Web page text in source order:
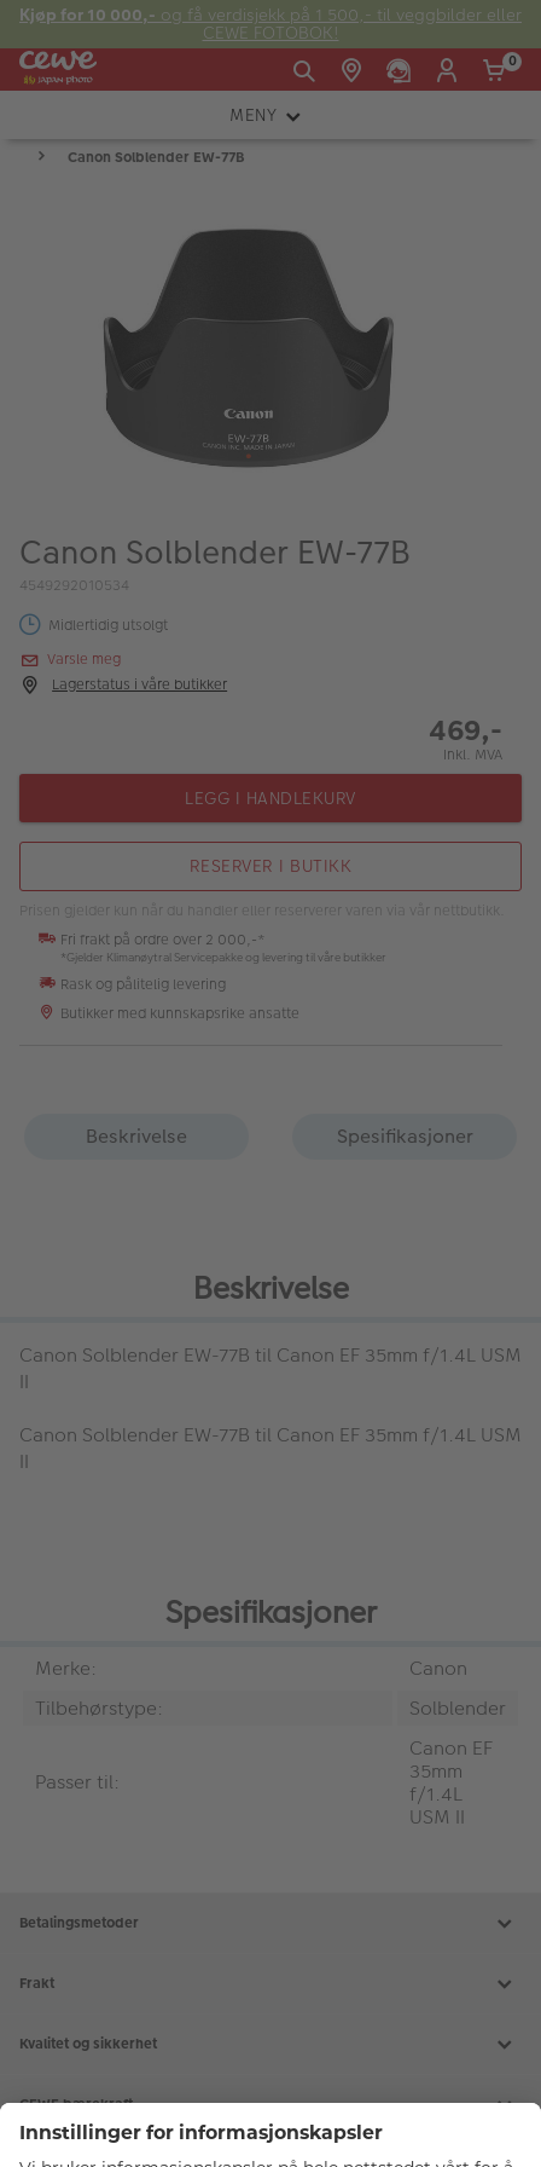
Kjøp for 10 000,- og få verdisjekk på 1 500,- til veggbilder eller
CEWE FOTOBOK!
Fre:
E-post:
kundeservice@japanphoto.no
0
MENY
KAMERA
INSTANTFOTO
ALBUM
Merker
Fotokurs
Butikkoversikt
Canon Solblender EW-77B
Canon Solblender EW-77B
4549292010534
Midlertidig utsolgt
Varsle meg
Lagerstatus i våre butikker
469,-
Inkl. MVA
LEGG I HANDLEKURV
RESERVER I BUTIKK
Prisen gjelder kun når du handler eller reserverer varen via vår nettbutikk.
Fri frakt på ordre over 2 000,-*
*Gjelder Klimanøytral Servicepakke og levering til våre butikker
Rask og pålitelig levering
Butikker med kunnskapsrike ansatte
Beskrivelse Spesifikasjoner
Beskrivelse
Canon Solblender EW-77B til Canon EF 35mm f/1.4L USM
II
Canon Solblender EW-77B til Canon EF 35mm f/1.4L USM
II
Spesifikasjoner
Merke:
Canon
Tilbehørstype:
Solblender
Passer til:
Canon EF
35mm
f/1.4L
USM II
Betalingsmetoder
Frakt
Kvalitet og sikkerhet
CEWE bærekraft